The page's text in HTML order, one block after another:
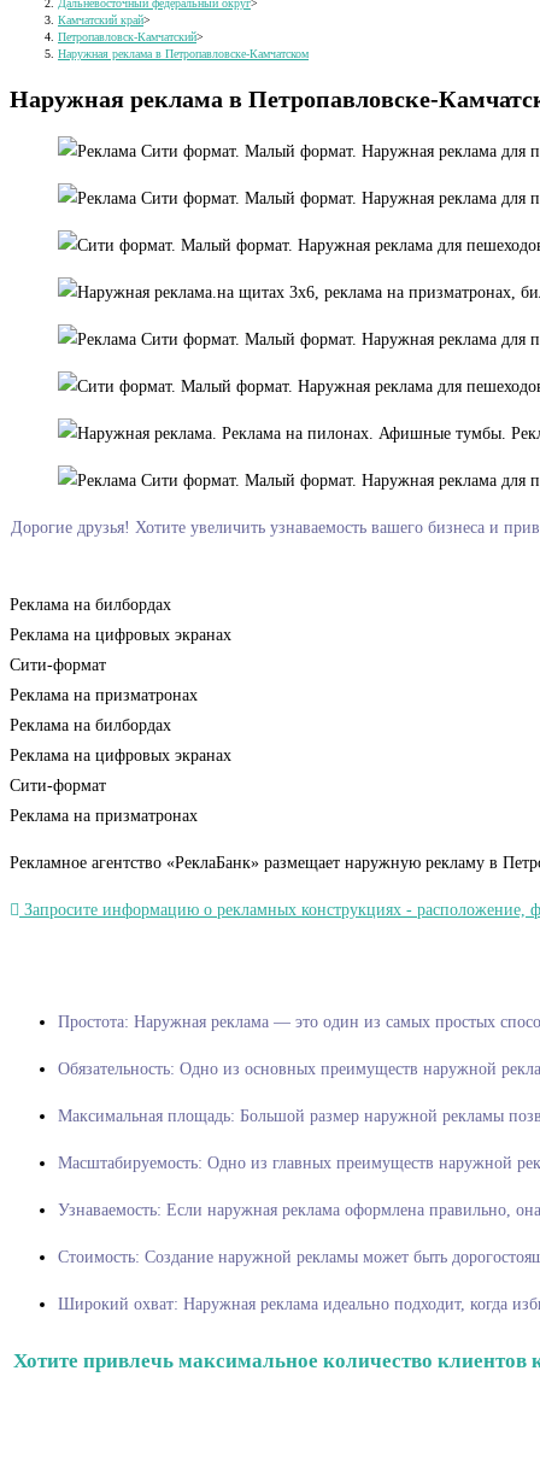
Дальневосточный федеральный округ>
Камчатский край>
Петропавловск-Камчатский>
Наружная реклама в Петропавловске-Камчатском
Наружная реклама в Петропавловске-
Дорогие друзья! Хотите увеличить узнаваемость вашего бизнеса и
Реклама на билбордах
Реклама на цифровых экранах
Сити-формат
Реклама на призматронах
Реклама на билбордах
Реклама на цифровых экранах
Сити-формат
Реклама на призматронах
Рекламное агентство «РеклаБанк» размещает наружную рекламу в
Запросите информацию о рекламных конструкциях - расположение,
Простота: Наружная реклама —
Обязательность: Одно из основных преимуществ наружной
Максимальная площадь: Большой размер наружной рекламы
Масштабируемость: Одно из главных преимуществ наружной
Узнаваемость: Если наружная реклама оформлена правильно,
Стоимость: Создание наружной рекламы может быть
Широкий охват: Наружная реклама идеально подходит, когда
Хотите привлечь максимальное количество